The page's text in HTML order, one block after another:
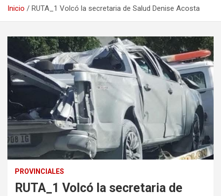
Inicio RUTA_1 Volcó la secretaria de Salud Denise Acosta
PROVINCIALES
RUTA_1 Volcó la secretaria de